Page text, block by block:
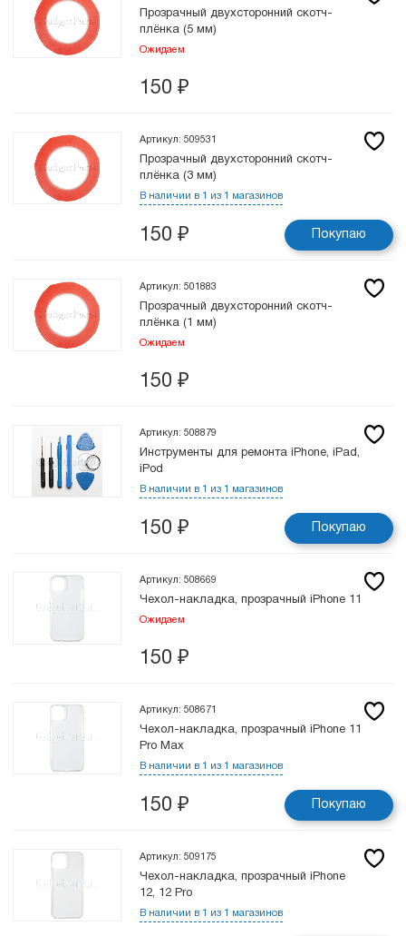
Прозрачный двухсторонний скотч-
плёнка (5 мм)
Ожидаем
150 ₽
Артикул: 509531
Прозрачный двухсторонний скотч-
плёнка (3 мм)
В наличии в 1 из 1 магазинов
150 ₽ Покупаю
Артикул: 501883
Прозрачный двухсторонний скотч-
плёнка (1 мм)
Ожидаем
150 ₽
Артикул: 508879
Инструменты для ремонта iPhone, iPad,
iPod
В наличии в 1 из 1 магазинов
150 ₽ Покупаю
Артикул: 508669
Чехол-накладка, прозрачный iPhone 11
Ожидаем
150 ₽
Артикул: 508671
Чехол-накладка, прозрачный iPhone 11
Pro Max
В наличии в 1 из 1 магазинов
150 ₽ Покупаю
Артикул: 509175
Чехол-накладка, прозрачный iPhone
12, 12 Pro
В наличии в 1 из 1 магазинов